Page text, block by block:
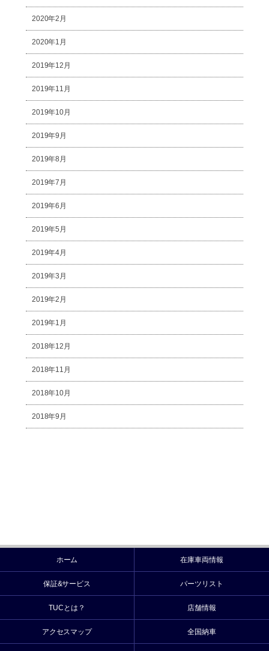
2020年2月
2020年1月
2019年12月
2019年11月
2019年10月
2019年9月
2019年8月
2019年7月
2019年6月
2019年5月
2019年4月
2019年3月
2019年2月
2019年1月
2018年12月
2018年11月
2018年10月
2018年9月
ホーム 在庫車両情報
保証&サービス パーツリスト
TUCとは？ 店舗情報
アクセスマップ 全国納車